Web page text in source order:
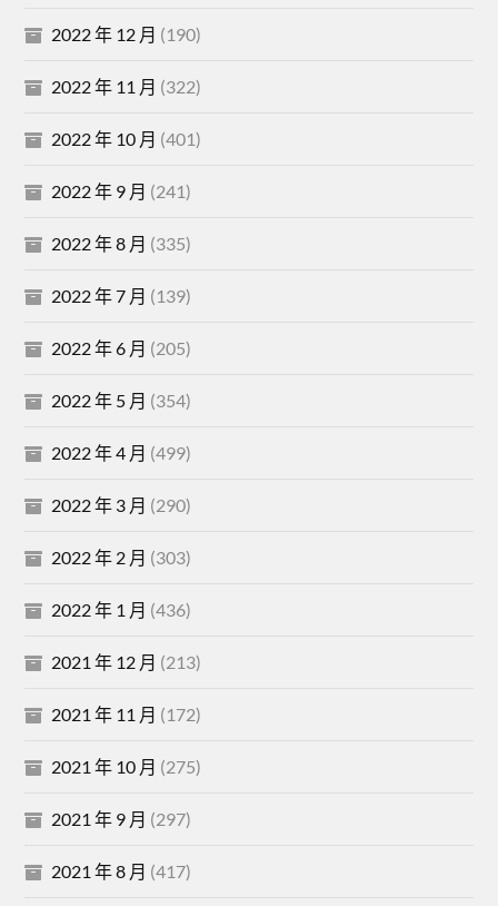
2022 年 12 月 (190)
2022 年 11 月 (322)
2022 年 10 月 (401)
2022 年 9 月 (241)
2022 年 8 月 (335)
2022 年 7 月 (139)
2022 年 6 月 (205)
2022 年 5 月 (354)
2022 年 4 月 (499)
2022 年 3 月 (290)
2022 年 2 月 (303)
2022 年 1 月 (436)
2021 年 12 月 (213)
2021 年 11 月 (172)
2021 年 10 月 (275)
2021 年 9 月 (297)
2021 年 8 月 (417)